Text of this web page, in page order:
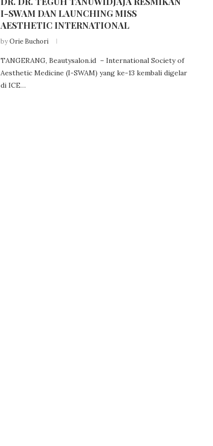
I-SWAM DAN LAUNCHING MISS
AESTHETIC INTERNATIONAL
byOrie Buchori
TANGERANG, Beautysalon.id – International Society of
Aesthetic Medicine (I-SWAM) yang ke-13 kembali digelar
di ICE…